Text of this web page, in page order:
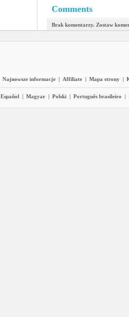
Comments
Brak komentarzy. Zostaw
Najnowsze informacje | Affiliate | Mapa strony |
Español | Magyar | Polski | Português brasileiro |